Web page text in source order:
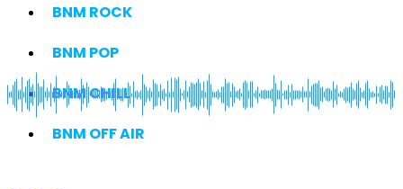
BNM ROCK
BNM POP
BNM CHILL
BNM OFF AIR